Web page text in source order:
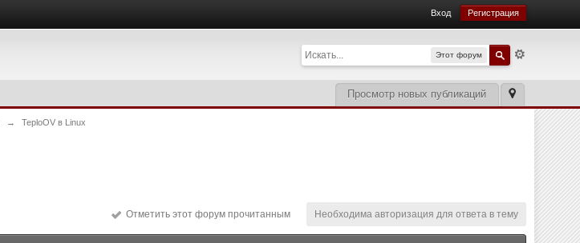
Вход Регистрация
Этот форум
Просмотр новых публикаций
→ TeploOV в Linux
Необходима авторизация для ответа в тему
Отметить этот форум прочитанным